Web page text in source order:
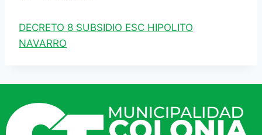
DECRETO 8 SUBSIDIO ESC HIPOLITO
NAVARRO